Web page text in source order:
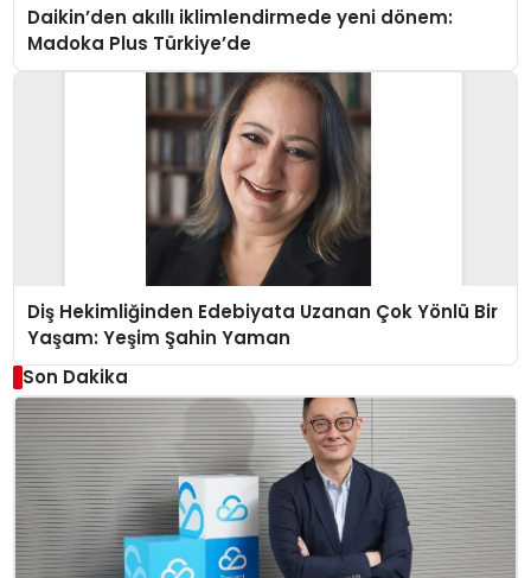
Daikin’den akıllı iklimlendirmede yeni dönem:
Madoka Plus Türkiye’de
Diş Hekimliğinden Edebiyata Uzanan Çok Yönlü Bir
Yaşam: Yeşim Şahin Yaman
Son Dakika